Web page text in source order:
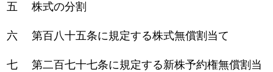
五 株式の分割
六 第百八十五条に規定する株式無償割当て
七 第二百七十七条に規定する新株予約権無償割当